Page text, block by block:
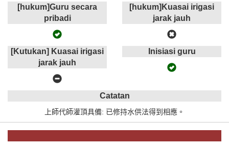
[hukum]Guru secara
pribadi
[hukum]Kuasai irigasi
jarak jauh
[Kutukan] Kuasai irigasi
jarak jauh
Inisiasi guru
Catatan
上師代師灌頂具備: 已修持水供法得到相應。